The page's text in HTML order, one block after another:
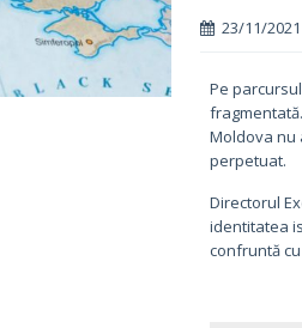
23/11/2021
Pe
Moldova nu
perpetuat.
Directorul
identitatea
confruntă